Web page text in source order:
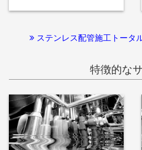
ステンレス配管施工トータ
特徴的な